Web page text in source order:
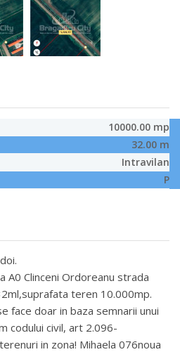
10000.00 mp
32.00 m
Intravilan
P
A0 Clinceni Ordoreanu strada
teren 10.000mp.
face doar in baza semnarii unui
codului civil, art 2.096-
in zona! Mihaela 076noua